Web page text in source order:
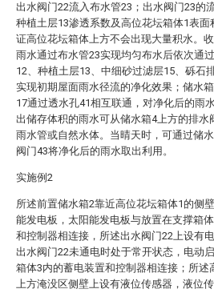
出水阀门22流入布水管23；出水阀门23的
种植土层13渗透系数及高位花坛箱体1表面
证高位花坛箱体上方不会出现大量积水。
雨水通过布水管23实现均匀布水后依次通
12、种植土层13、中细砂过滤层15、砾石
实现初期屋面雨水径流的净化效果；储水
17通过透水孔41相互联通，对净化后的雨
出储存体积的雨水可从储水箱4上方的排水
雨水管或自然水体。当晴天时，可通过储
阀门43将净化后的雨水取出利用。
实施例2
所述前置储水箱2靠近高位花坛箱体1的侧
能发电板，太阳能发电板与放置在支撑箱
和控制器相连接，所述出水阀门22上设有
出水阀门22未通电时处于常开状态，电动
箱体3内的蓄电装置和控制器相连接；所述
上方淹没区侧壁上设有液位传感器，液位